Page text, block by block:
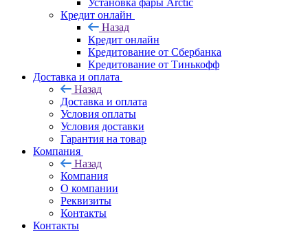
Установка фары Arctic
Кредит онлайн
Назад
Кредит онлайн
Кредитование от Сбербанка
Кредитование от Тинькофф
Доставка и оплата
Назад
Доставка и оплата
Условия оплаты
Условия доставки
Гарантия на товар
Компания
Назад
Компания
О компании
Реквизиты
Контакты
Контакты